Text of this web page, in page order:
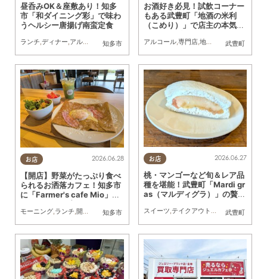
知多市
昼呑みOK＆座敷あり！知多
市「和ダイニング彩」で味わ
うヘルシー唐揚げ南蛮定食
ランチ,ディナー,アルコール ,開店,行ってみたレポ,家族,おひとりさま 友人
武豊町
お酒好き必見！試飲コーナー
もある武豊町「地酒の米利
（こめり）」で店主の本気の
アルコール,専門店,地元企業 ,まちネタ
お店
知多市
2026.06.28
【開店】野菜がたっぷり食べ
られるお洒落カフェ！知多市
に「Farmer's cafe Mio」が
5/11(月)オープン
モーニング,ランチ,開店 専門店,親子 カップル,おひとりさま
お店
武豊町
2026.06.27
桃・マンゴーなど旬＆レア品
種を堪能！武豊町「Mardi gr
as（マルディグラ）」の贅沢
スイーツ,テイクアウト ,ドライブ,行って